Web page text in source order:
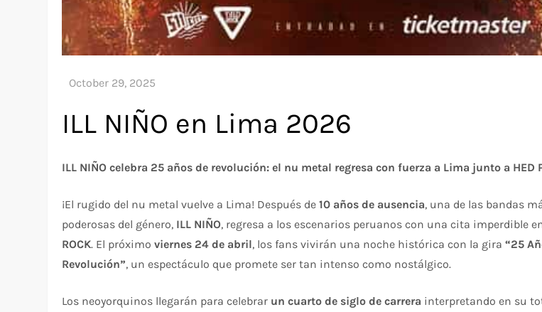
ILL NIÑO en Lima 2026
ILL NIÑO celebra 25 años de revolución: el nu metal regresa con fuerza a Lima junto a HED
¡El rugido del nu metal vuelve a Lima! Después de10 años de ausencia, una de las bandas
poderosas del género, ILL NIÑO, regresa a los escenarios peruanos con una cita imperdible
ROCK. El próximoviernes 24 de abril, los fans vivirán una noche histórica con la gira“25
Revolución”, un espectáculo que promete ser tan intenso como nostálgico.
Los neoyorquinos llegarán para celebrar un cuarto de siglo de carrera interpretando en su